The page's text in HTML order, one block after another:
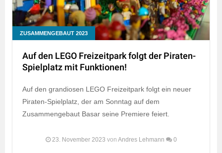
ZUSAMMENGEBAUT 2023
Auf den LEGO Freizeitpark folgt der Piraten-
Spielplatz mit Funktionen!
Auf den grandiosen LEGO Freizeitpark folgt ein neuer
Piraten-Spielplatz, der am Sonntag auf dem
Zusammengebaut Basar seine Premiere feiert.
23. November 2023 von Andres Lehmann 0